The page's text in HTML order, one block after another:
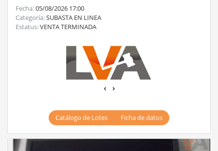
Fecha:05/08/2026 17:00
Categoría:SUBASTA EN LINEA
Estatus:VENTA TERMINADA
‹ ›
Catálogo de Lotes Ficha de datos